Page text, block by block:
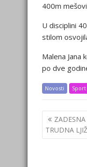
400m
U disciplini
stilom
Malena Jana
po dve
Novosti Sport
Post
TRUDNA